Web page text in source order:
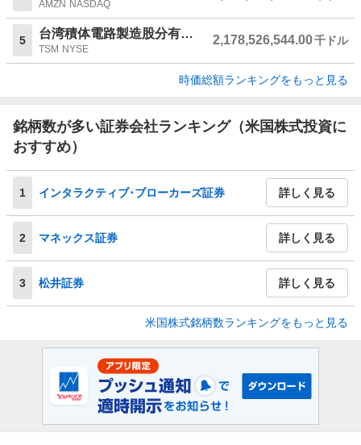
AMZN NASDAQ
5 台湾積体電路製造股分有限公司
TSM NYSE
2,178,526,544.00千ドル
時価総額ランキングをもっと見る
銘柄数が多い証券会社ランキング（米国株式投資に
おすすめ）
1 インタラクティブ･ブローカーズ証券 詳しく見る
2 マネックス証券 詳しく見る
3 松井証券 詳しく見る
米国株式銘柄数ランキングをもっと見る